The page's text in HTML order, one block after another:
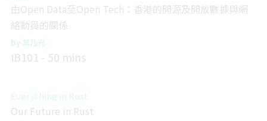
由Open Data至Open Tech：香港的開源及開放數據與網
絡動員的關係
莫乃光
IB101 50 mins
Everything in Rust
Our Future in Rust